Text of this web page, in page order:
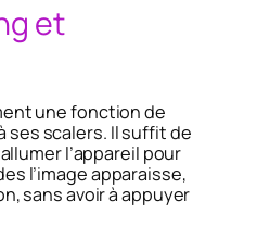
et
une fonction de
ses scalers. Il suffit de
l’appareil pour
l’image apparaisse,
sans avoir à appuyer